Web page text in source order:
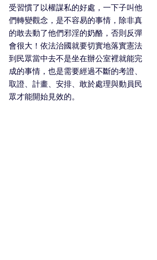
受習慣了以權謀私的好處，一下子叫他
們轉變觀念，是不容易的事情，除非真
的敢去動了他們邪淫的奶酪，否則反彈
會很大！依法治國就要切實地落實憲法
到民眾當中去不是坐在辦公室裡就能完
成的事情，也是需要經過不斷的考證、
取證、計畫、安排、敢於處理與動員民
眾才能開始見效的。